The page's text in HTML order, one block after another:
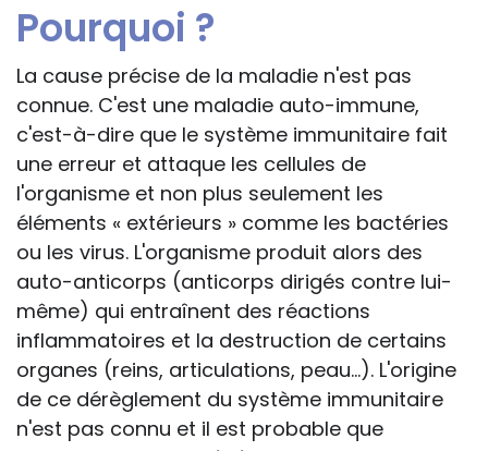
Pourquoi ?
La cause précise de la maladie n'est pas
connue. C'est une maladie auto-immune,
c'est-à-dire que le système immunitaire fait
une erreur et attaque les cellules de
l'organisme et non plus seulement les
éléments « extérieurs » comme les bactéries
ou les virus. L'organisme produit alors des
auto-anticorps (anticorps dirigés contre lui-
même) qui entraînent des réactions
inflammatoires et la destruction de certains
organes (reins, articulations, peau...). L'origine
de ce dérèglement du système immunitaire
n'est pas connu et il est probable que